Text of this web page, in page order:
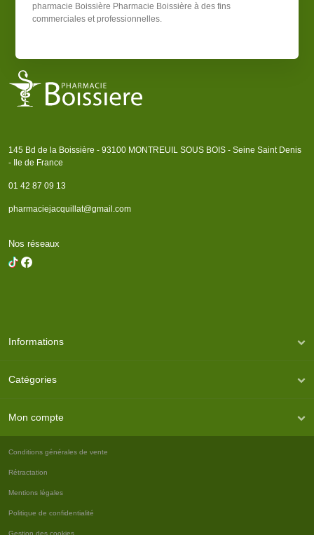
pharmacie Boissière Pharmacie Boissière à des fins
commerciales et professionnelles.
145 Bd de la Boissière - 93100 MONTREUIL SOUS BOIS - Seine Saint Denis
- Ile de France
01 42 87 09 13
pharmaciejacquillat@gmail.com
Nos réseaux
Informations
Catégories
Mon compte
Conditions générales de vente
Rétractation
Mentions légales
Politique de confidentialité
Gestion des cookies